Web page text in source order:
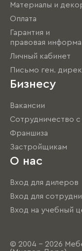
Материалы и
Оплата
Гарантия и
правовая
Личный кабинет
Письмо ген.
Бизнесу
Вакансии
Сотрудничество
Франшиза
Застройщикам
О нас
Вход для дилеров
Вход для
Вход на учебный
© 2004 - 2026